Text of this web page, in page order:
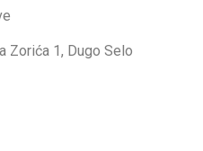
Zorića 1, Dugo Selo